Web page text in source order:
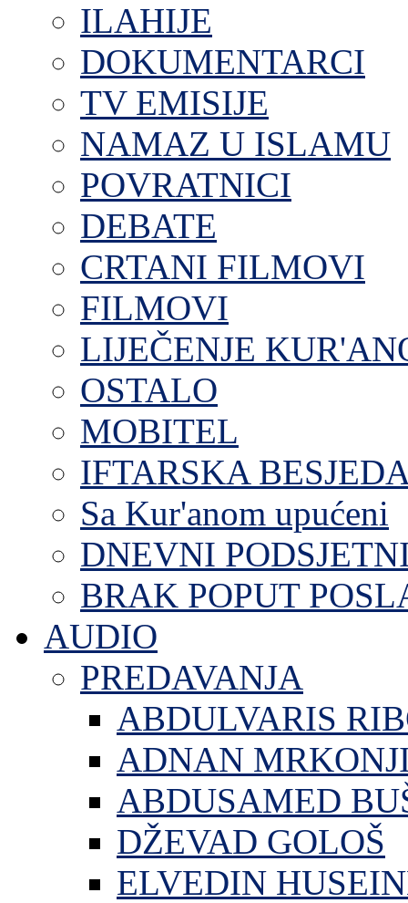
ILAHIJE
DOKUMENTARCI
TV EMISIJE
NAMAZ U ISLAMU
POVRATNICI
DEBATE
CRTANI FILMOVI
FILMOVI
LIJEČENJE
OSTALO
MOBITEL
IFTARSKA
Sa Kur'anom upućeni
DNEVNI
BRAK POPUT
AUDIO
PREDAVANJA
ABDULVARIS
ADNAN
ABDUSAMED
DŽEVAD GOLOŠ
ELVEDIN